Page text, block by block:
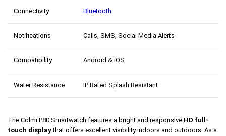
Connectivity Bluetooth
Notifications Calls, SMS, Social Media Alerts
Compatibility Android & iOS
Water Resistance IP Rated Splash Resistant
The Colmi P80 Smartwatch features a bright and responsive HD full-
touch displaythat offers excellent visibility indoors and outdoors. As a